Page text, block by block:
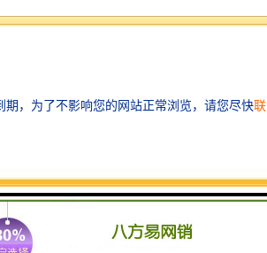
，实现率和易操作。
升智能化水平。
，为家庭生活提供便利。
程和。
型面板和普通面板，以应对不同需求和场景。